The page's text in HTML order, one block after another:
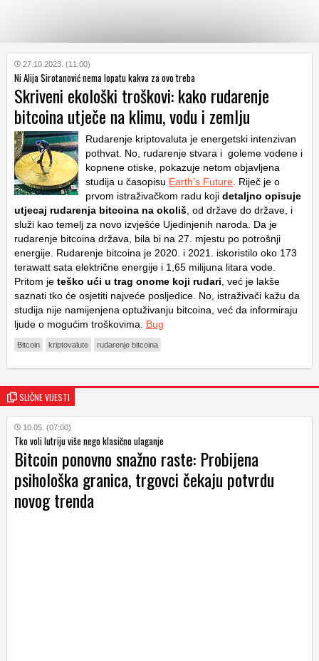
KATEGORIJE
HRVATSKI
WEB
27.10.2023. (11:00)
Ni Alija Sirotanović nema lopatu kakva za ovo treba
Skriveni ekološki troškovi: kako rudarenje
bitcoina utječe na klimu, vodu i zemlju
Rudarenje kriptovaluta je energetski intenzivan
pothvat. No, rudarenje stvara i goleme vodene i
kopnene otiske, pokazuje netom objavljena
studija u časopisu Earth’s Future . Riječ je o
prvom istraživačkom radu koji detaljno opisuje
utjecaj rudarenja bitcoina na okoliš , od države do države, i
služi kao temelj za novo izvješće Ujedinjenih naroda. Da je
rudarenje bitcoina država, bila bi na 27. mjestu po potrošnji
energije. Rudarenje bitcoina je 2020. i 2021. iskoristilo oko 173
terawatt sata električne energije i 1,65 milijuna litara vode.
Pritom je teško ući u trag onome koji rudari , već je lakše
saznati tko će osjetiti najveće posljedice. No, istraživači kažu da
studija nije namijenjena optuživanju bitcoina, već da informiraju
ljude o mogućim troškovima. Bug
Bitcoin kriptovalute rudarenje bitcoina
SLIČNE VIJESTI
10.05. (07:00)
Tko voli lutriju više nego klasično ulaganje
Bitcoin ponovno snažno raste: Probijena
psihološka granica, trgovci čekaju potvrdu
novog trenda